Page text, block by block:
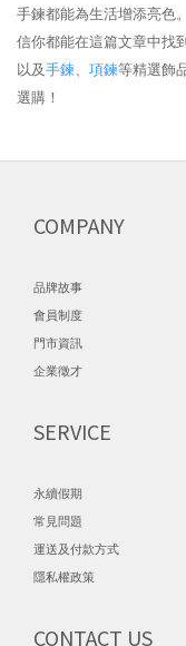
手鍊都能為生活增添亮色
信你都能在這篇文章中找
以及手鍊 項鍊等精選飾
選購！
COMPANY
品牌故事
會員制度
門市資訊
企業徵才
SERVICE
永續假期
常見問題
運送及付款方式
隱私權政策
CONTACT US